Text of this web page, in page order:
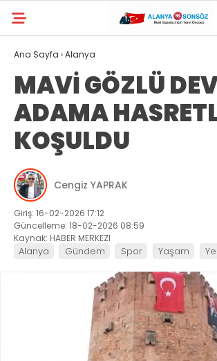
Ana Sayfa ›Alanya
MAVİ GÖZLÜ
ADAMA
KOŞULDU
Cengiz YAPRAK
Giriş: 16-02-2026 17:12
Güncelleme: 18-02-2026 08:59
Kaynak: HABER MERKEZI
Alanya Gündem Spor Yaşam